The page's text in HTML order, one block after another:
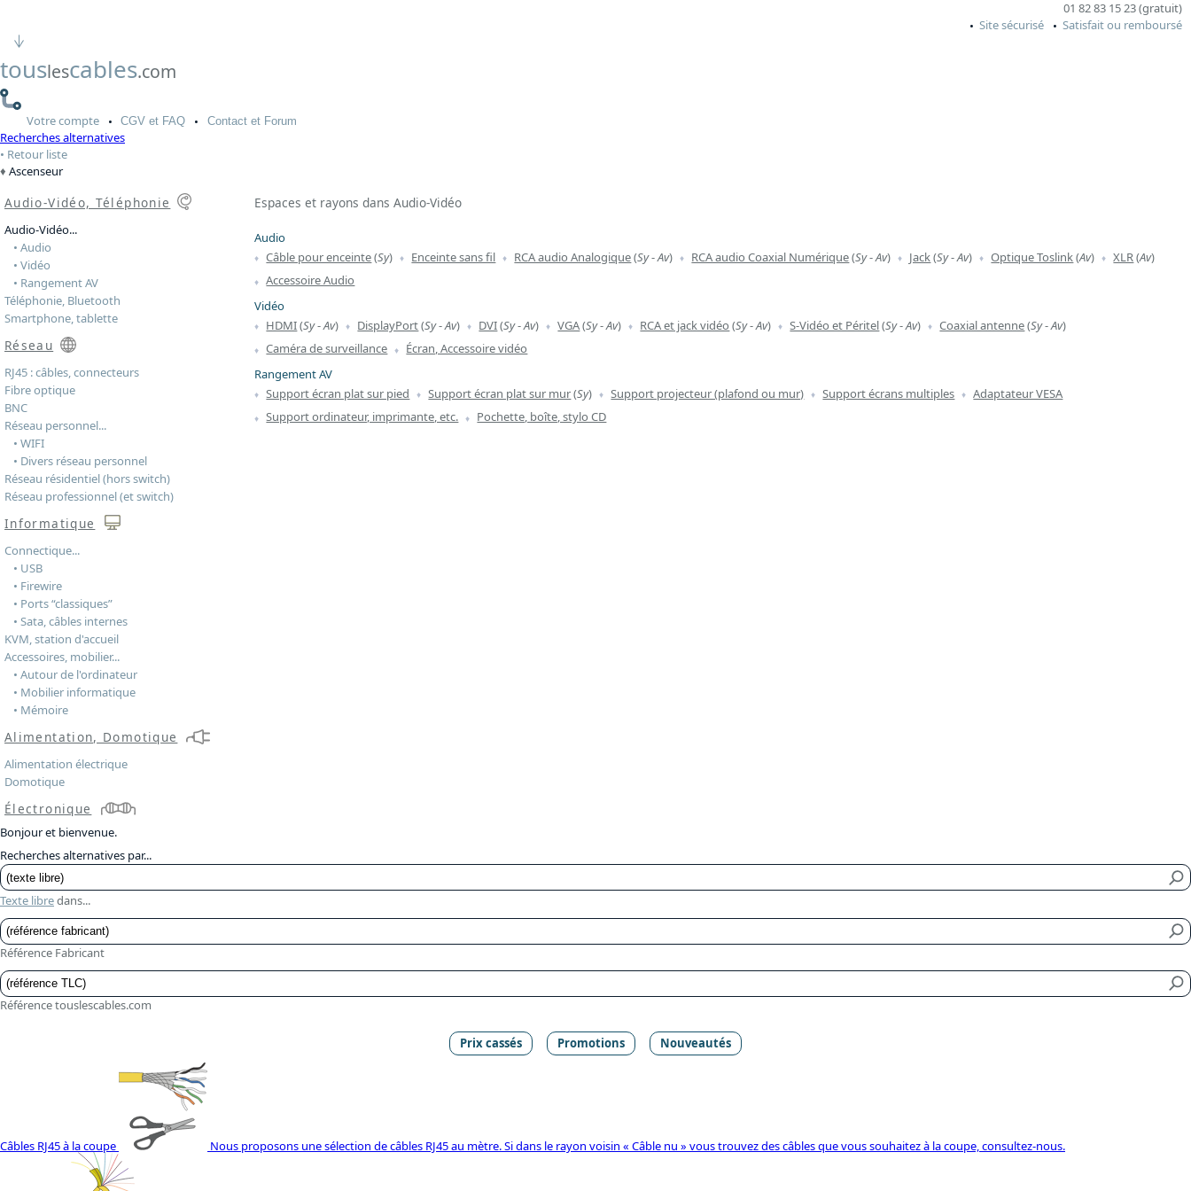
01 82 83 15 23 (gratuit)
Site sécurisé
Satisfait ou remboursé
touslescables.com
Votrecompte CGV et FAQ Contactet Forum
Recherches alternatives
Retour liste
Ascenseur
Espaces et rayons dans Audio-Vidéo
Audio
Câble pour enceinte(Sy) Enceinte sans fil RCA audio Analogique(Sy-Av) RCA audio Coaxial Numérique(Sy-Av) Jack(Sy-Av) Optique Toslink(Av) XLR(Av)
Accessoire Audio
Vidéo
HDMI(Sy-Av) DisplayPort(Sy-Av) DVI(Sy-Av) VGA(Sy-Av) RCA et jack vidéo (Sy-Av) S-Vidéo et Péritel(Sy-Av) Coaxial antenne(Sy-Av)
Caméra de surveillance
Écran, Accessoire vidéo
Rangement AV
Support écran plat sur pied
Support écran plat sur mur(Sy) Support projecteur (plafond ou mur) Support écrans multiples
Adaptateur VESA
Support ordinateur, imprimante, etc.
Pochette, boîte, stylo CD
Audio-Vidéo, Téléphonie
Audio-Vidéo...
• Audio
• Vidéo
• Rangement AV
Téléphonie, Bluetooth
Smartphone, tablette
Réseau
RJ45 : câbles, connecteurs
Fibre optique
BNC
Réseau personnel...
• WIFI
• Divers réseau personnel
Réseau résidentiel (hors switch)
Réseau professionnel (et switch)
Informatique
Connectique...
• USB
• Firewire
• Ports “classiques”
• Sata, câbles internes
KVM, station d'accueil
Accessoires, mobilier...
• Autour de l'ordinateur
• Mobilier informatique
• Mémoire
Alimentation, Domotique
Alimentation électrique
Domotique
Électronique
Bonjour et bienvenue.
Recherches alternatives par...
Texte libredans...
Référence Fabricant
Référence touslescables.com
Prix cassés Promotions Nouveautés
Câbles RJ45 à la coupe Nous proposons une sélection de câbles RJ45 au mètre. Si dans le rayon voisin « Câble nu » vous trouvez des câbles que vous souhaitez à la coupe, consultez-nous.